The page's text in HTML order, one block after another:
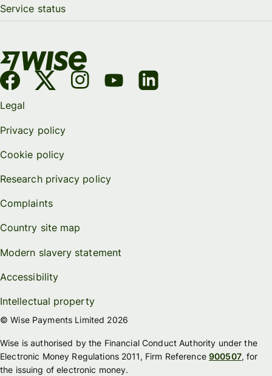
Service status
Legal
Privacy policy
Cookie policy
Research privacy policy
Complaints
Country site map
Modern slavery statement
Accessibility
Intellectual property
© Wise Payments Limited 2026
Wise is authorised by the Financial Conduct Authority under the
Electronic Money Regulations 2011, Firm Reference900507, for
the issuing of electronic money.